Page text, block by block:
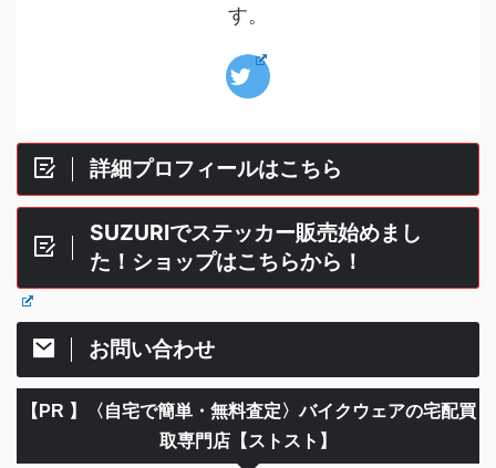
す。
詳細プロフィールはこちら
SUZURIでステッカー販売始めまし
た！ショップはこちらから！
お問い合わせ
【PR 】〈自宅で簡単・無料査定〉バイクウェアの宅配買
取専門店【ストスト】